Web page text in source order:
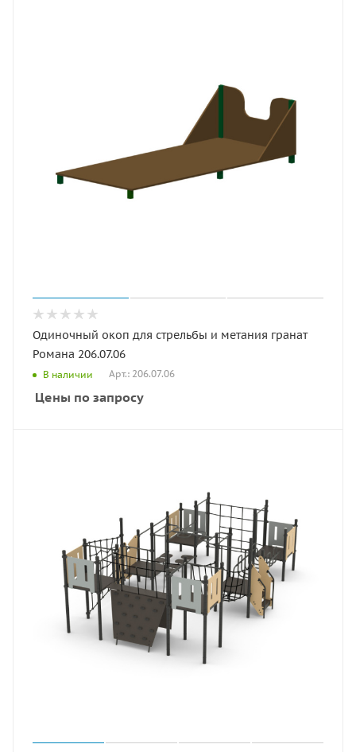
Одиночный окоп для стрельбы и метания гранат
Романа 206.07.06
В наличии Арт.: 206.07.06
Цены по запросу